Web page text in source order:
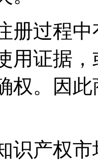
册过程
用证据
权。因
识产权